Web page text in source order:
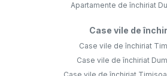
Apartamente de închiriat
Case vile de
Case vile de închiriat
Case vile de închiriat